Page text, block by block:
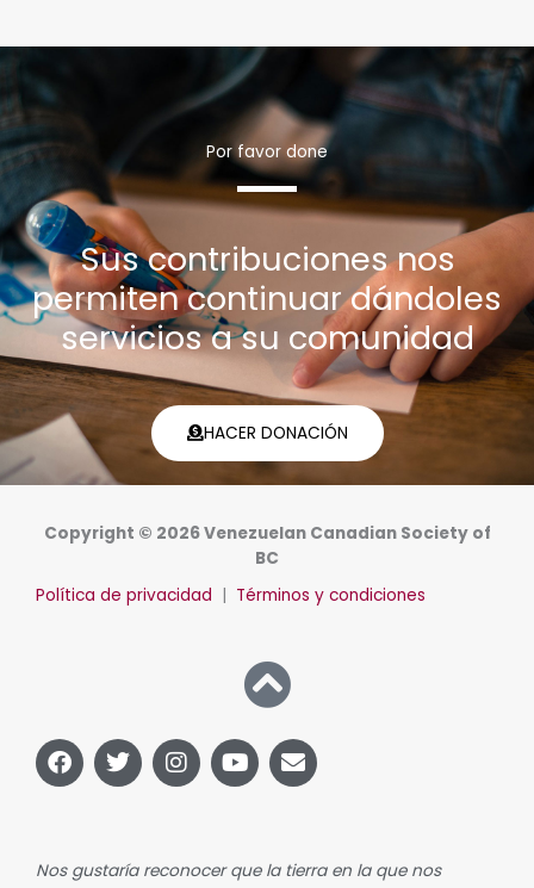
Por favor done
Sus contribuciones nos
permiten continuar dándoles
servicios a su comunidad
HACER DONACIÓN
Copyright © 2026 Venezuelan Canadian Society of
BC
Política de privacidad | Términos y condiciones
F
a
c
o
G
o
r
o
I
n
s
g
Y
o
u
b
S
o
b
Nos gustaría reconocer que la tierra en la que nos